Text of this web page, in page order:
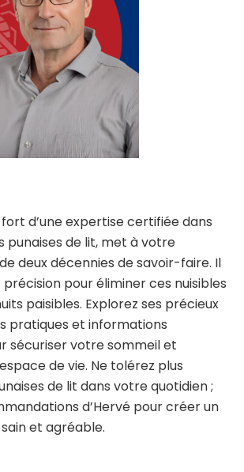
fort d’une expertise certifiée dans
punaises de lit, met à votre
deux décennies de savoir-faire. Il
pour éliminer ces nuisibles
paisibles. Explorez ses précieux
pratiques et informations
sécuriser votre sommeil et
de vie. Ne tolérez plus
de lit dans votre quotidien ;
d’Hervé pour créer un
et agréable.